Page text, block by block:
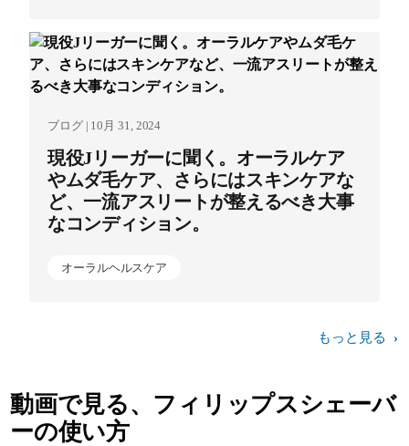
ブログ | 10月 31, 2024
現役Jリーガーに聞く。オーラルケア
やムダ毛ケア、さらにはスキンケアな
ど、一流アスリートが整えるべき大事
なコンディション。
オーラルヘルスケア
もっと見る
動画で見る、フィリップスシェーバ
ーの使い方